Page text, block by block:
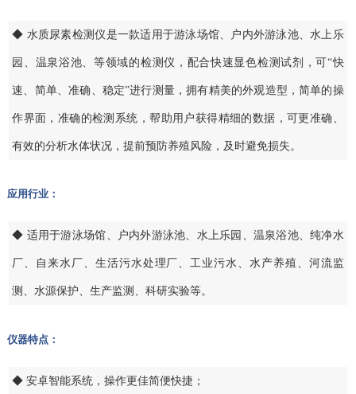
◆ 水质尿素检测仪是一款适用于游泳场馆、户内外游泳池、水上乐
园、温泉浴池、等领域的检测仪，配合快速显色检测试剂，可“快
速、简单、准确、稳定”进行测量，拥有精美的外观造型，简单的操
作界面，准确的检测系统，帮助用户获得精细的数据，可更准确、
有效的分析水体状况，提前预防养殖风险，及时避免损失。
应用行业：
◆ 适用于游泳场馆、户内外游泳池、水上乐园、温泉浴池、纯净水
厂、自来水厂、生活污水处理厂、工业污水、水产养殖、河流监
测、水源保护、生产监测、科研实验等。
仪器特点：
◆ 安卓智能系统，操作更佳简便快捷；